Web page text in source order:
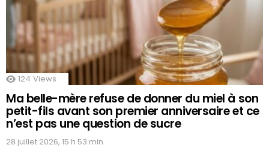
124 Views
Ma belle-mère refuse de donner du miel à son
petit-fils avant son premier anniversaire et ce
n’est pas une question de sucre
28 juillet 2026, 15 h 53 min